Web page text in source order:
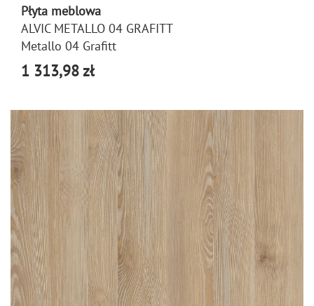
Płyta meblowa
ALVIC METALLO 04 GRAFITT
Metallo 04 Grafitt
1 313,98 zł